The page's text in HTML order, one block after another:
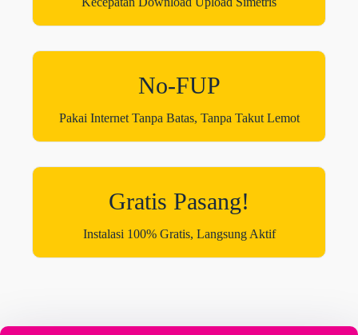
No-FUP
Pakai Internet Tanpa Batas, Tanpa Takut Lemot
Gratis Pasang!
Instalasi 100% Gratis, Langsung Aktif